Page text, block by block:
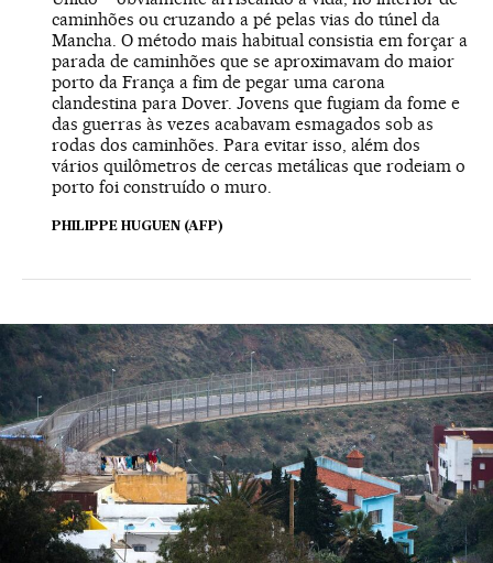
caminhões ou cruzando a pé pelas vias do túnel da
Mancha. O método mais habitual consistia em forçar a
parada de caminhões que se aproximavam do maior
porto da França a fim de pegar uma carona
clandestina para Dover. Jovens que fugiam da fome e
das guerras às vezes acabavam esmagados sob as
rodas dos caminhões. Para evitar isso, além dos
vários quilômetros de cercas metálicas que rodeiam o
porto foi construído o muro.
PHILIPPE HUGUEN (AFP)